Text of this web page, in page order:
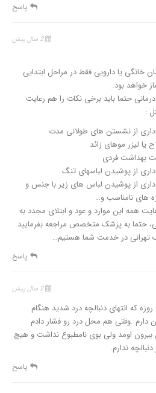
پاسخ
2 سال پیش
خانگی یا دارویی فقط در مراحل ابتدایی
خواهد بود.
درمانی حتما باید برخی نکات را هم رعایت
:
از نشستن های طولانی مدت
یا لیزر موهای زائد
بهداشت فردی
از پوشیدن لباسهای تنگ
از پوشیدن لباس های زیر با جنس و
های نامناسب و…
همه این موارد و عود و ابتلای مجدد به
حتما به پزشک متخصص مراجعه بفرمایید.
تهرانی در خدمت شما هستیم…
پاسخ
2 سال پیش
که انتهای دنبالچه درد شدید هنگام
دارم .وقتی هم محل درد رو فشار دادم
بیرون اومد ولی بوی نامطبوع نداشت و هیچ
ندارم.
پاسخ